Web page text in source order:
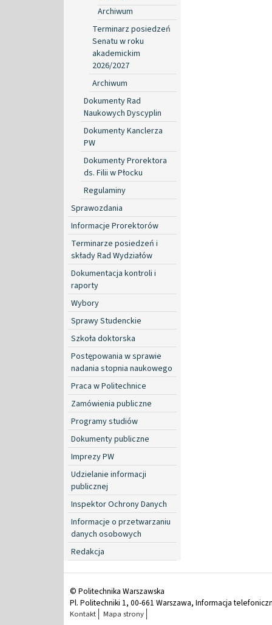
Archiwum
Terminarz posiedzeń
Senatu w roku
akademickim
2026/2027
Archiwum
Dokumenty Rad
Naukowych Dyscyplin
Dokumenty Kanclerza
PW
Dokumenty Prorektora
ds. Filii w Płocku
Regulaminy
Sprawozdania
Informacje Prorektorów
Terminarze posiedzeń i
składy Rad Wydziałów
Dokumentacja kontroli i
raporty
Wybory
Sprawy Studenckie
Szkoła doktorska
Postępowania w sprawie
nadania stopnia naukowego
Praca w Politechnice
Zamówienia publiczne
Programy studiów
Dokumenty publiczne
Imprezy PW
Udzielanie informacji
publicznej
Inspektor Ochrony Danych
Informacje o przetwarzaniu
danych osobowych
Redakcja
© Politechnika Warszawska
Pl. Politechniki 1, 00-661 Warszawa, Informacja
Kontakt Mapa strony